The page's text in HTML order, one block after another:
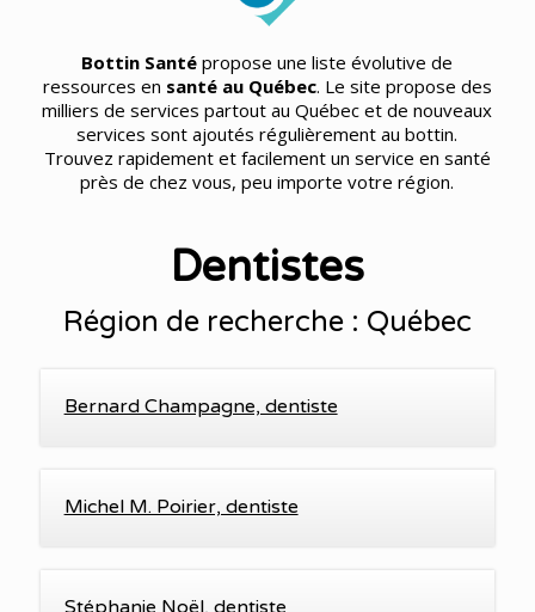
Bottin Santé propose une liste évolutive de
ressources en santé au Québec. Le site propose des
milliers de services partout au Québec et de nouveaux
services sont ajoutés régulièrement au bottin.
Trouvez rapidement et facilement un service en santé
près de chez vous, peu importe votre région.
Dentistes
Région de recherche : Québec
Bernard Champagne, dentiste
Michel M. Poirier, dentiste
Stéphanie Noël, dentiste